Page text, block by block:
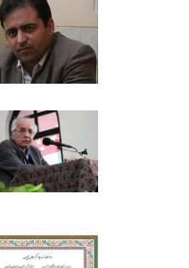
19 Mordad 1396 -
00:16
15 Mordad 1396 -